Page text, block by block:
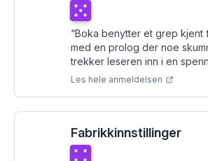
Terningkast
“Boka benytter et grep kjent
med en prolog der noe
trekker leseren inn i en
Les hele anmeldelsen
Fabrikkinnstillinger
Terningkast